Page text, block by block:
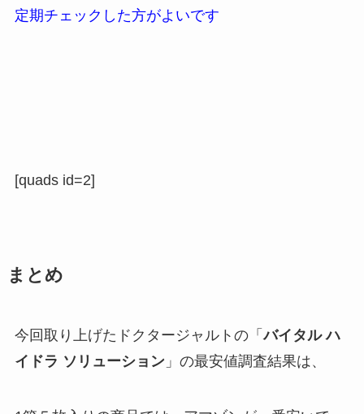
定期チェックした方がよいです
[quads id=2]
まとめ
今回取り上げたドクタージャルトの「バイタル ハ
イドラ ソリューション」 の最安値調査結果は、